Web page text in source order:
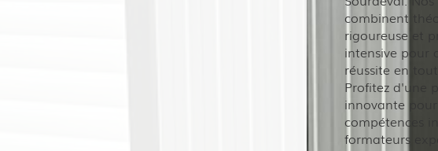
combinent
rigoureuse et
intensive pour
réussite en
Profitez d'une
innovante
compétences
formateurs